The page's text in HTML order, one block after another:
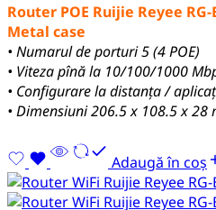
Router POE Ruijie Reyee RG-
Metal case
• Numarul de porturi 5 (4 POE)
• Viteza pînă la 10/100/1000
• Configurare la distanța /
• Dimensiuni 206.5 x 108.5 x 28
Adaugă în coș